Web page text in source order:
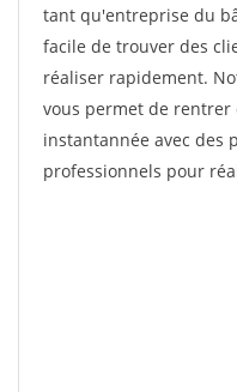
tant qu'entreprise du
facile de trouver des
réaliser rapidement.
vous permet de rentrer
instantannée avec des
professionnels pour